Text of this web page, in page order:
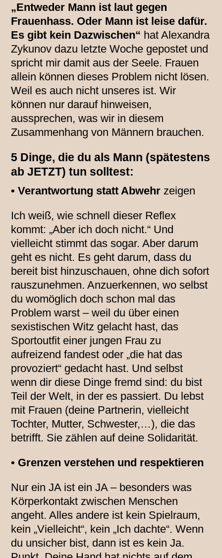
„Entweder Mann ist laut gegen
Frauenhass. Oder Mann ist leise dafür.
Es gibt kein Dazwischen“ hat Alexandra
Zykunov dazu letzte Woche gepostet und
spricht mir damit aus der Seele. Frauen
allein können dieses Problem nicht lösen.
Weil es auch nicht unseres ist. Wir
können nur darauf hinweisen,
aussprechen, was wir in diesem
Zusammenhang von Männern brauchen.
5 Dinge, die du als Mann (spätestens
ab JETZT) tun solltest:
• Verantwortung statt Abwehr zeigen
Ich weiß, wie schnell dieser Reflex
kommt: „Aber ich doch nicht.“ Und
vielleicht stimmt das sogar. Aber darum
geht es nicht. Es geht darum, dass du
bereit bist hinzuschauen, ohne dich sofort
rauszunehmen. Anzuerkennen, wo selbst
du womöglich doch schon mal das
Problem warst – weil du über einen
sexistischen Witz gelacht hast, das
Sportoutfit einer jungen Frau zu
aufreizend fandest oder „die hat das
provoziert“ gedacht hast. Und selbst
wenn dir diese Dinge fremd sind: du bist
Teil der Welt, in der es passiert. Du lebst
mit Frauen (deine Partnerin, vielleicht
Tochter, Mutter, Schwester,…), die das
betrifft. Sie zählen auf deine Solidarität.
• Grenzen verstehen und respektieren
Nur ein JA ist ein JA – besonders was
Körperkontakt zwischen Menschen
angeht. Alles andere ist kein Spielraum,
kein „Vielleicht“, kein „Ich dachte“. Wenn
du unsicher bist, dann ist es kein Ja.